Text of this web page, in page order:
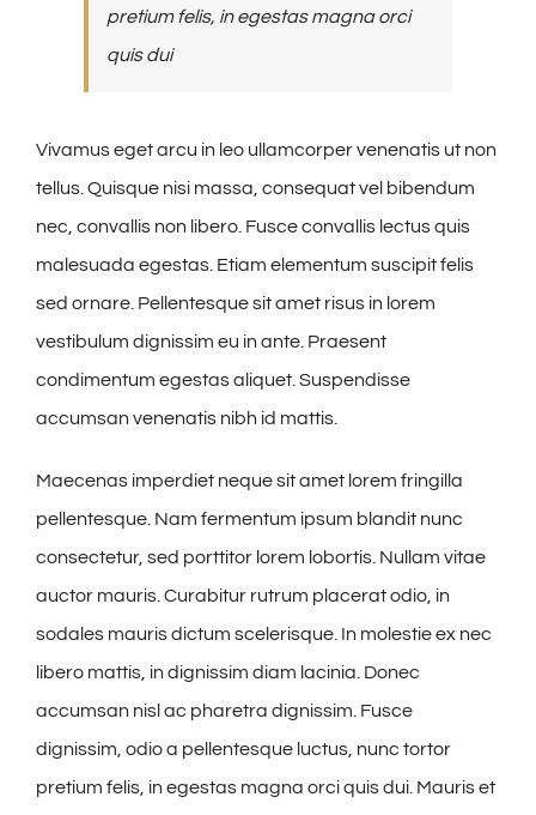
pretium felis, in egestas magna orci
quis dui
Vivamus eget arcu in leo ullamcorper venenatis ut non
tellus. Quisque nisi massa, consequat vel bibendum
nec, convallis non libero. Fusce convallis lectus quis
malesuada egestas. Etiam elementum suscipit felis
sed ornare. Pellentesque sit amet risus in lorem
vestibulum dignissim eu in ante. Praesent
condimentum egestas aliquet. Suspendisse
accumsan venenatis nibh id mattis.
Maecenas imperdiet neque sit amet lorem fringilla
pellentesque. Nam fermentum ipsum blandit nunc
consectetur, sed porttitor lorem lobortis. Nullam vitae
auctor mauris. Curabitur rutrum placerat odio, in
sodales mauris dictum scelerisque. In molestie ex nec
libero mattis, in dignissim diam lacinia. Donec
accumsan nisl ac pharetra dignissim. Fusce
dignissim, odio a pellentesque luctus, nunc tortor
pretium felis, in egestas magna orci quis dui. Mauris et